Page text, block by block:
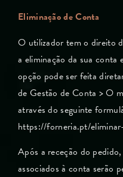
Eliminação de Conta
O utilizador tem o direito
a eliminação da sua conta
opção pode ser feita
de Gestão de Conta > O
através do seguinte
https://forneria.pt/
Após a receção do
associados à conta serão